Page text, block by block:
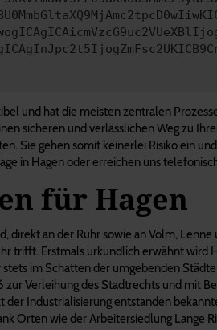
und hat die meisten zentralen
sicheren und verlässlichen Weg zu
Sie gehen somit keinerlei Risiko ein
in Hagen oder erreichen uns
für Hagen
an der Ruhr sowie an Volm,
Erstmals urkundlich erwähnt wird
im Schatten der umgebenden
Verleihung des Stadtrechts und mit
Industrialisierung entstanden
Orten wie der Arbeitersiedlung Lange